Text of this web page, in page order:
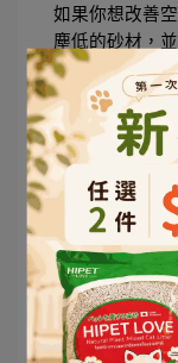
如果你想改善
塵低的砂材，
度保持家中通
備，這些方法
淨的空氣應該
種氣味去蓋過
總而言之，香
但從長遠來看
素。想要兼顧
歸到源頭控制
的掩飾。